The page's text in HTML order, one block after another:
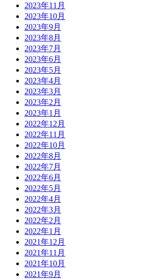
2023年11月
2023年10月
2023年9月
2023年8月
2023年7月
2023年6月
2023年5月
2023年4月
2023年3月
2023年2月
2023年1月
2022年12月
2022年11月
2022年10月
2022年8月
2022年7月
2022年6月
2022年5月
2022年4月
2022年3月
2022年2月
2022年1月
2021年12月
2021年11月
2021年10月
2021年9月